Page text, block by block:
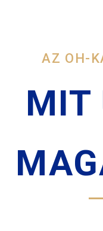
AZ OH-
MIT